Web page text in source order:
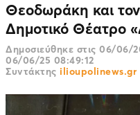
Θεοδωράκη και
Δημοτικό Θέατρο
Δημοσιεύθηκε στις 06/06/
06/06/25 08:49:12
Συντάκτης ilioupolinews.gr